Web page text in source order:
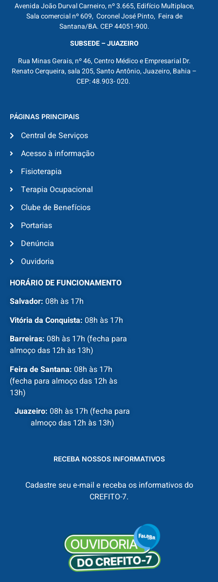
Avenida João Durval Carneiro, nº 3.665, Edifício Multiplace,
Sala comercial nº 609, Coronel José Pinto, Feira de
Santana/BA. CEP 44051-900.
SUBSEDE – JUAZEIRO
Rua Minas Gerais, nº 46, Centro Médico e Empresarial Dr.
Renato Cerqueira, sala 205, Santo Antônio, Juazeiro, Bahia –
CEP: 48.903- 020.
PÁGINAS PRINCIPAIS
Central de Serviços
Acesso à informação
Fisioterapia
Terapia Ocupacional
Clube de Benefícios
Portarias
Denúncia
Ouvidoria
HORÁRIO DE FUNCIONAMENTO
Salvador: 08h às 17h
Vitória da Conquista: 08h às 17h
Barreiras: 08h às 17h (fecha para
almoço das 12h às 13h)
Feira de Santana: 08h às 17h
(fecha para almoço das 12h às
13h)
Juazeiro: 08h às 17h (fecha para
almoço das 12h às 13h)
RECEBA NOSSOS INFORMATIVOS
Cadastre seu e-mail e receba os informativos do
CREFITO-7.